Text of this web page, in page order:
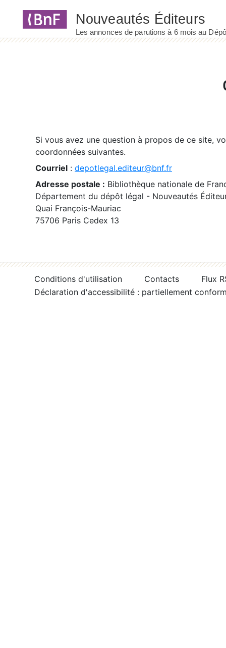
Si vous avez une question à propos de ce site,
coordonnées suivantes.
Courriel : depotlegal.editeur@bnf.fr
Adresse postale : Bibliothèque nationale de
Département du dépôt légal - Nouveautés
Quai François-Mauriac
75706 Paris Cedex 13
Conditions d'utilisation Contacts
Flux
Déclaration d'accessibilité : partiellement